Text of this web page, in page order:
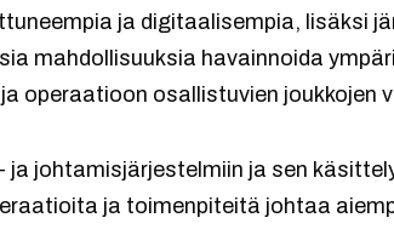
ja digitaalisempia, lisäksi
mahdollisuuksia havainnoida
operaatioon osallistuvien joukkojen
ja johtamisjärjestelmiin ja sen
ja toimenpiteitä johtaa